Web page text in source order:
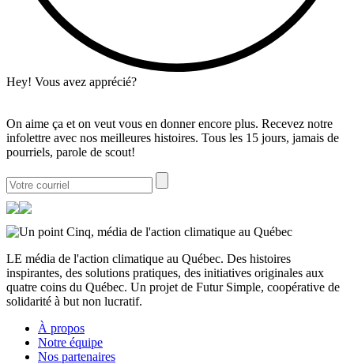
Hey! Vous avez apprécié?
On aime ça et on veut vous en donner encore plus. Recevez notre
infolettre avec nos meilleures histoires. Tous les 15 jours, jamais de
pourriels, parole de scout!
LE média de l'action climatique au Québec. Des histoires
inspirantes, des solutions pratiques, des initiatives originales aux
quatre coins du Québec. Un projet de Futur Simple, coopérative de
solidarité à but non lucratif.
À propos
Notre équipe
Nos partenaires